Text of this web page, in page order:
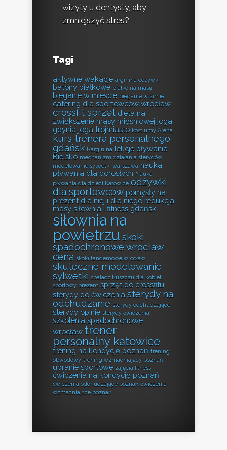
wizyty u dentysty, aby
zmniejszyć stres?
Tagi
aktywne wakacje arginina odżywki
batony białkowe białko na masę
bieganie w mieście bieganie w zimie
catering dla sportowców wrocław
crossfit sprzęt dieta na
zwiększenie masy mięśniowej joga
gdynia joga trójmiasto kostiumy Arena
kurs trenera personalnego
gdańsk l-arginina lekcje pływania
Bielsko mechanizm działania sterydów
modelowanie sylwetki warszawa nauka
pływania dla dorosłych Nauka
pływania dla dzieci Katowice odżywki
dla sportowców pomysły na
prezent dla niej i dla niego redukcja
masy siłownia i fitness gdańsk
siłownia na
powietrzu skoki
spadochronowe wrocław
cena skoki tandemowe wrocław
skuteczne modelowanie
sylwetki spalacz tłuszczu dla kobiet
sportowy prezent sprzęt do crossfitu
sterydy do ćwiczenia sterydy na
odchudzanie sterydy odchudzające
sterydy opinie sterydy ćwiczenia
szkolenia spadochronowe
wrocław trener
personalny katowice
trening na kondycję poznań trening
obwodowy trening wzmacniający poznań
ubranie sportowe zajęcia fitness
ćwiczenia na kondycję poznań
ćwiczenia odchudzające poznań ćwiczenia
wzmacniające poznań